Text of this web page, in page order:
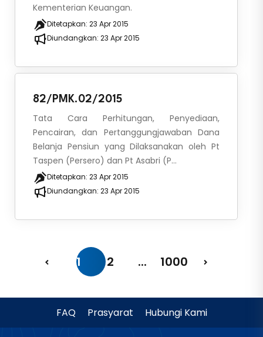
Kementerian Keuangan.
Ditetapkan: 23 Apr 2015
Diundangkan: 23 Apr 2015
82/PMK.02/2015
Tata Cara Perhitungan, Penyediaan,
Pencairan, dan Pertanggungjawaban Dana
Belanja Pensiun yang Dilaksanakan oleh Pt
Taspen (Persero) dan Pt Asabri (P...
Ditetapkan: 23 Apr 2015
Diundangkan: 23 Apr 2015
1 2 ... 1000
FAQ Prasyarat Hubungi Kami